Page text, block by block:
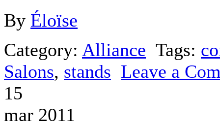
By Éloïse
Category: Alliance Tags:
Salons, stands Leave a
15
mar 2011